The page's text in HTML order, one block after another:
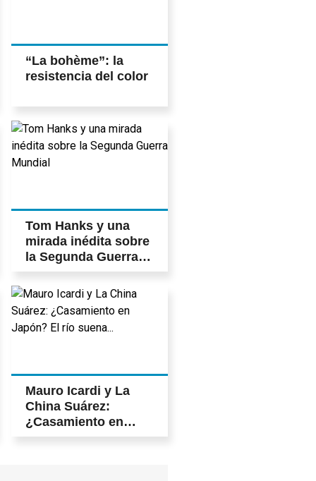
“La bohème”: la
resistencia del color
Tom Hanks y una
mirada inédita sobre
la Segunda Guerra
Mundial
Mauro Icardi y La
China Suárez:
¿Casamiento en
Japón? El río